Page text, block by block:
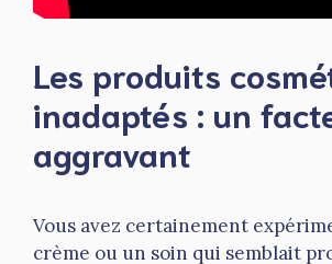
Les produits
inadaptés : un
aggravant
Vous avez certainement
crème ou un soin qui semblait